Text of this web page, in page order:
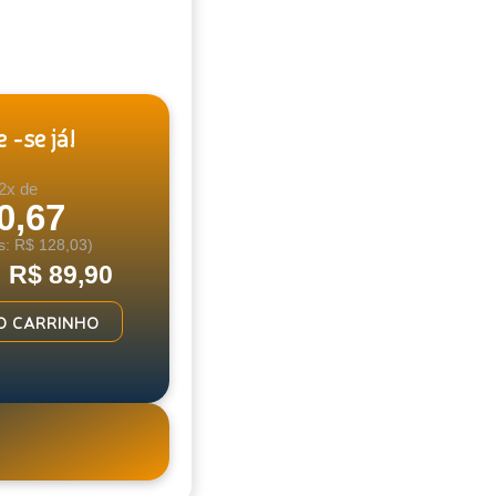
-se já!
de
R$ 128,03)
89,90
CARRINHO